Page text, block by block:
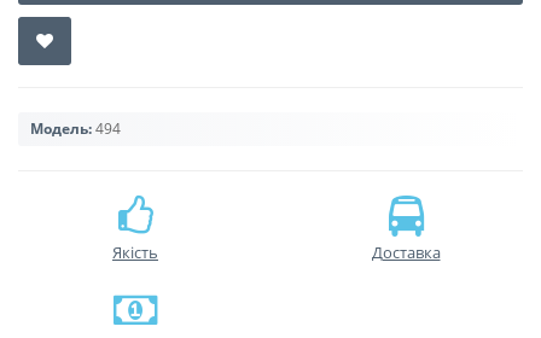
Модель:494
Якість Доставка